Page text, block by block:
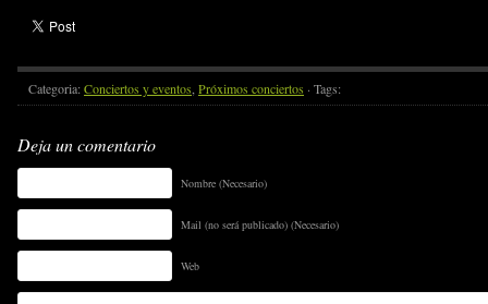
Categoria:Conciertos y eventos Próximos conciertos · Tags:
Deja un comentario
Nombre (Necesario)
Mail (no será publicado) (Necesario)
Web